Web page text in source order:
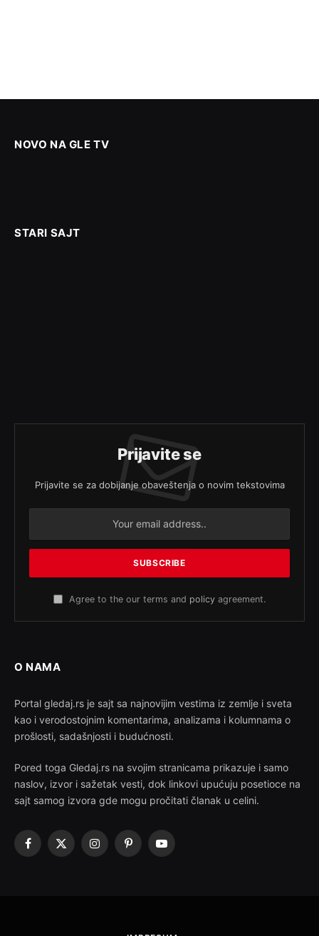
NOVO NA GLE TV
STARI SAJT
Prijavite se
Prijavite se za dobijanje obaveštenja o novim tekstovima
Agree to the our terms and policy agreement.
O NAMA
Portal gledaj.rs je sajt sa najnovijim vestima iz zemlje i sveta
kao i verodostojnim komentarima, analizama i kolumnama o
prošlosti, sadašnjosti i budućnosti.
Pored toga Gledaj.rs na svojim stranicama prikazuje i samo
naslov, izvor i sažetak vesti, dok linkovi upućuju posetioce na
sajt samog izvora gde mogu pročitati članak u celini.
Facebook
X
InstagramPinterestYouTube